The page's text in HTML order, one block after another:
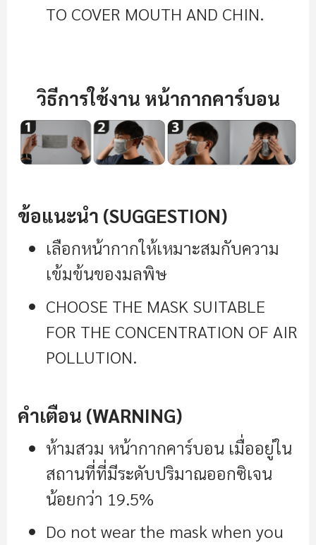
TO COVER MOUTH AND CHIN.
วิธีการใช้งาน หน้ากากคาร์บอน
ข้อแนะนำ (SUGGESTION)
เลือกหน้ากากให้เหมาะสมกับความ
เข้มข้นของมลพิษ
CHOOSE THE MASK SUITABLE
FOR THE CONCENTRATION OF AIR
POLLUTION.
คำเตือน (WARNING)
ห้ามสวม หน้ากากคาร์บอน เมื่ออยู่ใน
สถานที่ที่มีระดับปริมาณออกซิเจน
น้อยกว่า 19.5%
Do not wear the mask when you